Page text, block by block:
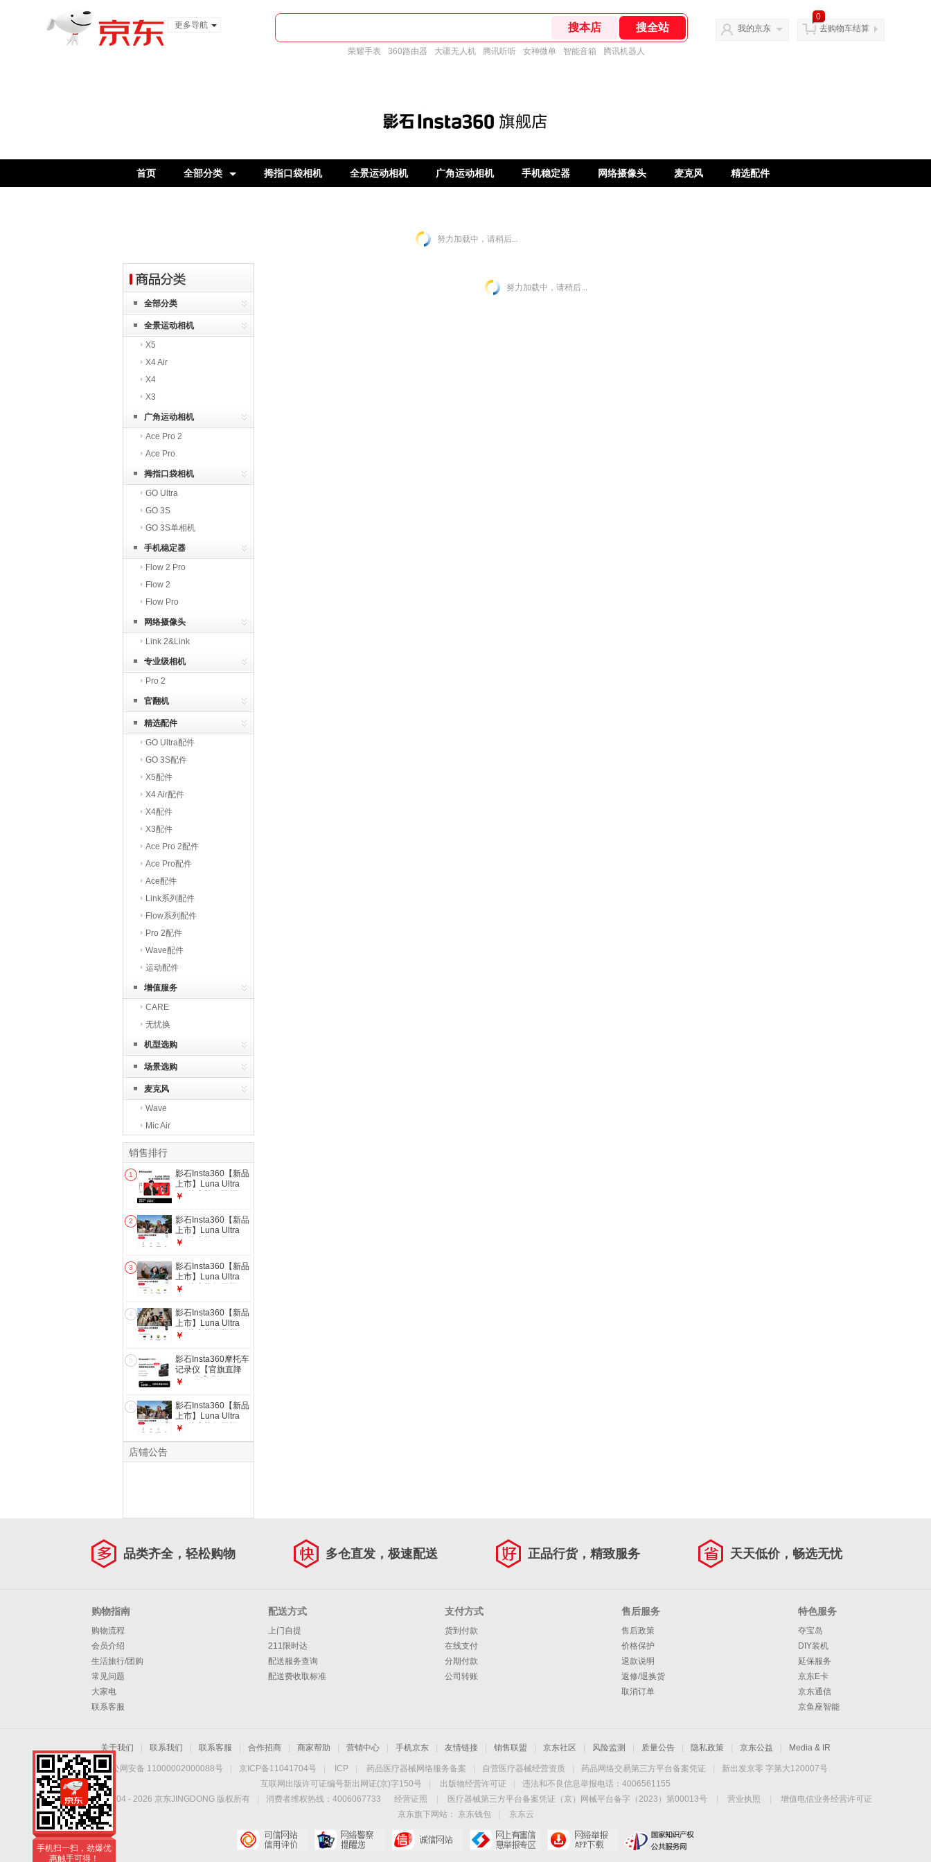
更多导航
荣耀手表 360路由器 大疆无人机 腾讯听听 女神微单 智能音箱 腾讯机器人
我的京东
0
去购物车结算
首页 全部分类 拇指口袋相机 全景运动相机 广角运动相机 手机稳定器 网络摄像头 麦克风 精选配件
努力加载中，请稍后...
全部分类
全景运动相机
X5
X4 Air
X4
X3
广角运动相机
Ace Pro 2
Ace Pro
拇指口袋相机
GO Ultra
GO 3S
GO 3S单相机
手机稳定器
Flow 2 Pro
Flow 2
Flow Pro
网络摄像头
Link 2&Link
专业级相机
Pro 2
官翻机
精选配件
GO Ultra配件
GO 3S配件
X5配件
X4 Air配件
X4配件
X3配件
Ace Pro 2配件
Ace Pro配件
Ace配件
Link系列配件
Flow系列配件
Pro 2配件
Wave配件
运动配件
增值服务
CARE
无忧换
机型选购
场景选购
麦克风
Wave
Mic Air
销售排行
1
影石Insta360【新品
上市】Luna Ultra
8K 徕卡旗舰双摄云
芯卓越夜景vlog旅行
拍照神器 标准套装
（黑色） 官方标配
（不含Care无忧
换）
￥
2
影石Insta360【新品
上市】Luna Ultra
8K 徕卡旗舰双摄云
芯卓越夜景vlog旅行
拍照神器 标准套装
（白色） 官方标配
（不含Care无忧
换）
￥
3
影石Insta360【新品
上市】Luna Ultra
8K 徕卡旗舰双摄云
芯卓越夜景vlog旅行
拍照神器 创作者套
装（白色） 官方标
配（不含Care无忧
换）
￥
4
影石Insta360【新品
上市】Luna Ultra
8K 徕卡旗舰双摄云
芯卓越夜景vlog旅行
拍照神器 创作者套
装（黑色） 官方标
配（不含Care无忧
换）
￥
5
影石Insta360摩托车
记录仪【官旗直降
1000起】影石
动相机 徕卡色彩防
抖骑行Vlog 官方翻
新机
￥
6
影石Insta360【新品
上市】Luna Ultra
8K 徕卡旗舰双摄云
￥
店铺公告
努力加载中，请稍后...
品类齐全，轻松购物 多仓直发，极速配送 正品行货，精致服务 天天低价，畅选无忧
购物指南
购物流程
会员介绍
生活旅行/团购
常见问题
大家电
联系客服
配送方式
上门自提
211限时达
配送服务查询
配送费收取标准
支付方式
货到付款
在线支付
分期付款
公司转账
售后服务
售后政策
价格保护
退款说明
返修/退换货
取消订单
特色服务
夺宝岛
DIY装机
延保服务
京东E卡
京东通信
京鱼座智能
关于我们 联系我们 联系客服 合作招商 商家帮助 营销中心 手机京东 友情链接 销售联盟 京东社区 风险监测 质量公告 隐私政策 京东公益 Media & IR
京公网安备 11000002000088号 京ICP备11041704号 ICP 药品医疗器械网络服务备案 自营医疗器械经营资质 药品网络交易第三方平台备案凭证
新出发京零 字第大120007号
互联网出版许可证编号新出网证(京)字150号
出版物经营许可证
违法和不良信息举报电话：4006561155
Copyright © 2004 - 2026 京东JINGDONG 版权所有 消费者维权热线：4006067733 经营证照 医疗器械第三方平台备案凭证（京）网械平台备字（2023）第00013号 营业执照
增值电信业务经营许可证
京东旗下网站：
京东钱包 京东云
手机扫一扫，劲爆优
惠触手可得！